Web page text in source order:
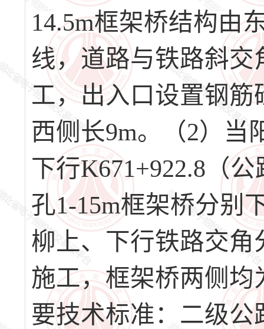
14.5m框架桥结构由
线，道路与铁路斜交
工，出入口设置钢筋
西侧长9m。（2）当
下行K671+922.8（
孔1-15m框架桥分别
柳上、下行铁路交角
施工，框架桥两侧均
要技术标准：二级公